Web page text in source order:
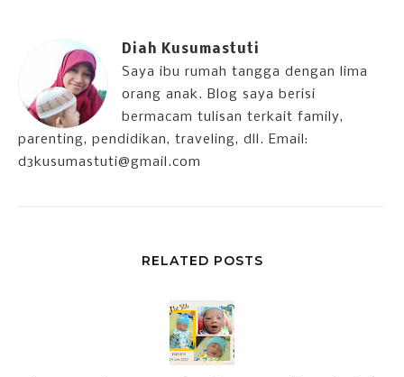
Diah Kusumastuti
Saya ibu rumah tangga dengan lima
orang anak. Blog saya berisi
bermacam tulisan terkait family,
parenting, pendidikan, traveling, dll. Email:
d3kusumastuti@gmail.com
RELATED POSTS